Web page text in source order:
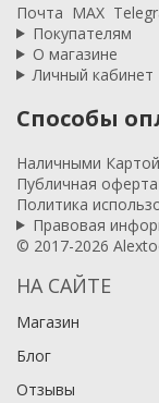
Почта MAX
Покупателям
О магазине
Личный кабинет
Способы
Наличными Картой
Публичная оферта
Политика
Правовая
© 2017-2026
НА САЙТЕ
Магазин
Блог
Отзывы